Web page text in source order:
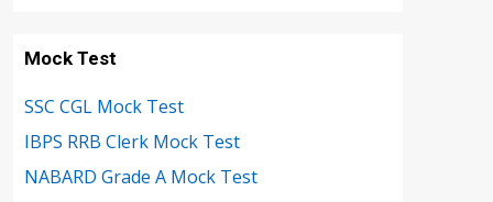
Mock Test
SSC CGL Mock Test
IBPS RRB Clerk Mock Test
NABARD Grade A Mock Test